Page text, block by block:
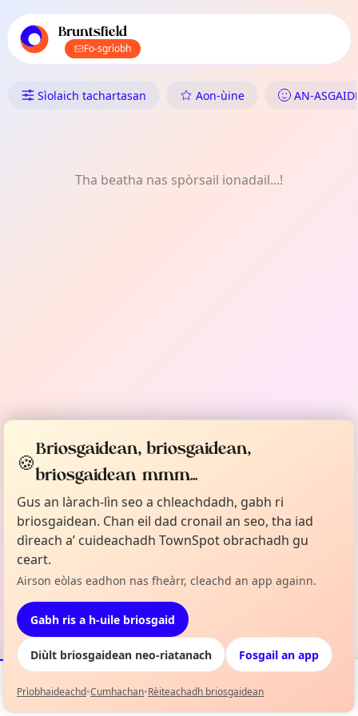
tachartasan ionadail TownSpot
Bruntsfield
Fo-sgrìobh
Dè tha Dol ann an Bruntsfield:
Sìolaich tachartasan Aon-ùine AN-
Tha beatha nas spòrsail ionadail...!
Tachartasan Mapa Mo Liosta
🍪Briosgaidean, briosgaidean,
briosgaidean mmm...
Gus an làrach-lìn seo a chleachdadh, gabh ri
briosgaidean. Chan eil dad cronail an seo, tha iad
dìreach a’ cuideachadh TownSpot obrachadh gu
ceart.
Airson eòlas eadhon nas fheàrr, cleachd an app againn.
Gabh ris a h-uile briosgaid
Diùlt briosgaidean neo-riatanach Fosgail an app
Prìobhaideachd•Cumhachan•Rèiteachadh briosgaidean